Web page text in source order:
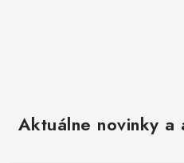
Aktuálne novinky a